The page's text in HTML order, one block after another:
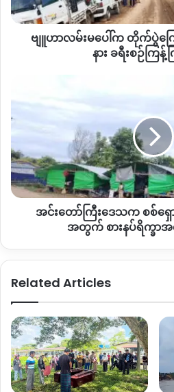
အခုလို ကလေးငယ် ၄ ဦးထိခိုက်၊ သေ
ပတ်သက်ပြီးနောက်ထပ် ဖားကန့်ပြ
ကျပြီး ပေါက်ကွဲသွားတာတော့မဖြစ်
တော့ အားလုံးသိထားတာလည်း လမ်းဘ
ပေါက်ကွဲလာတယ်လို့ပဲသိကြတာ။ မသိ
ထောင်မိုင်းလား။ ဒီမနက်ခင်းမှာ
ဖားကန့် ပြည်သူတစ်ချို့ ရဲ့ ပြောဆို
ဖက်တပ် အပြန်အလှန် ပစ်ခတ်ရင်းက
တဲ့ လက်နက်ကြီးလည်း ဖြစ်နိုင်တယ်
ဖားကန့်မှာ ၂၀၂၅ ခုနှစ် ဇန်နဝါရီလ ၃၀
ထောင်ကျေးရွာဘက်ကို စစ်တပ်က ထို
ကြောင့် တိုက်ပွဲ ပြင်းထန်နေတာ နှစ်ပ
ပြီး အရပ်သားပြည်သူ ထိခိုက်သေဆုံး
နေတာပါ။
၂၀၂၅ ခုနှစ်အတွင်း စစ်တမ်းတွေကန
အသစ်အရ မြန်မာနိုင်ငံတစ်ဝှမ်းမှာ
မြှုပ်မိုင်းနဲ့ တခြား ပေါက်ကွဲစေတတ်တဲ့
ကြောင့် ထိခိုက်သေဆုံးလျက်ရှိတယ်လို့
နှစ် နိုဝင်ဘာလက ထုတ်ပြန်ထားပါတယ်
မြစ်
ကြီး
နား ခရီးစဉ်
ကြန့်ကြာ
ဗျူဟာလမ်းမပေါ်က တိုက်ပွဲကြေ
နား ခရီးစဉ်ကြန့်
က စစ်
ရှောင်
ပြည်
သူ
တစ်
ထောင်
အတွက်အင်း‌တော်ကြီးဒေသက စစ်ရှ
အတွက် စားနပ်ရိက္ခ
Related Articles